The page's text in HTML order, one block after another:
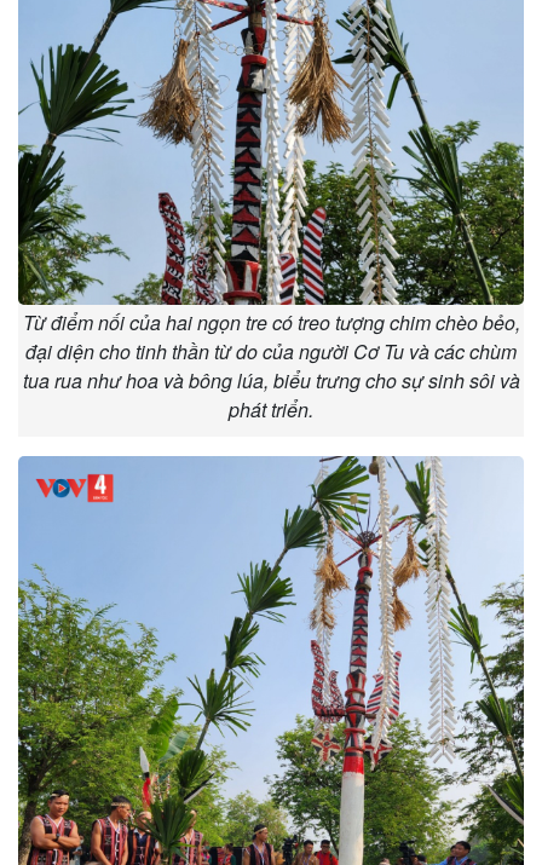
Từ điểm nối của hai ngọn tre có treo tượng chim chèo bẻo,
đại diện cho tinh thần từ do của người Cơ Tu và các chùm
tua rua như hoa và bông lúa, biểu trưng cho sự sinh sôi và
phát triển.